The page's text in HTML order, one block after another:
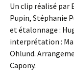
Un clip réalisé par
Pupin, Stéphanie
et étalonnage :
interprétation :
Ohlund.
Capony.